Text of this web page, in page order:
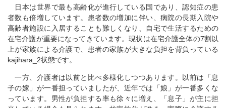
日本は世界で最も高齢化が進行している国であり、認知症の患
者数も倍増しています。患者数の増加に伴い、病院の長期入院や
高齢者施設に入居することも難しくなり、自宅で生活するための
在宅介護が重要になってきています。現状は在宅介護全体の7割以
上が家族による介護で、患者の家族が大きな負担を背負っている
kajihara_2状態です。
一方、介護者は以前と比べ多様化しつつあります。以前は「息
子の嫁」が一番担っていましたが、近年では「娘」が一番多くな
っています。男性が負担する率も徐々に増え、「息子」が主に担